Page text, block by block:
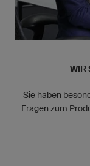
WIR
Sie haben
Fragen zum